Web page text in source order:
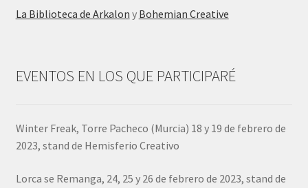
La Biblioteca de Arkalon y Bohemian Creative
EVENTOS EN LOS QUE PARTICIPARÉ
Winter Freak, Torre Pacheco (Murcia) 18 y 19 de febrero de
2023, stand de Hemisferio Creativo
Lorca se Remanga, 24, 25 y 26 de febrero de 2023, stand de